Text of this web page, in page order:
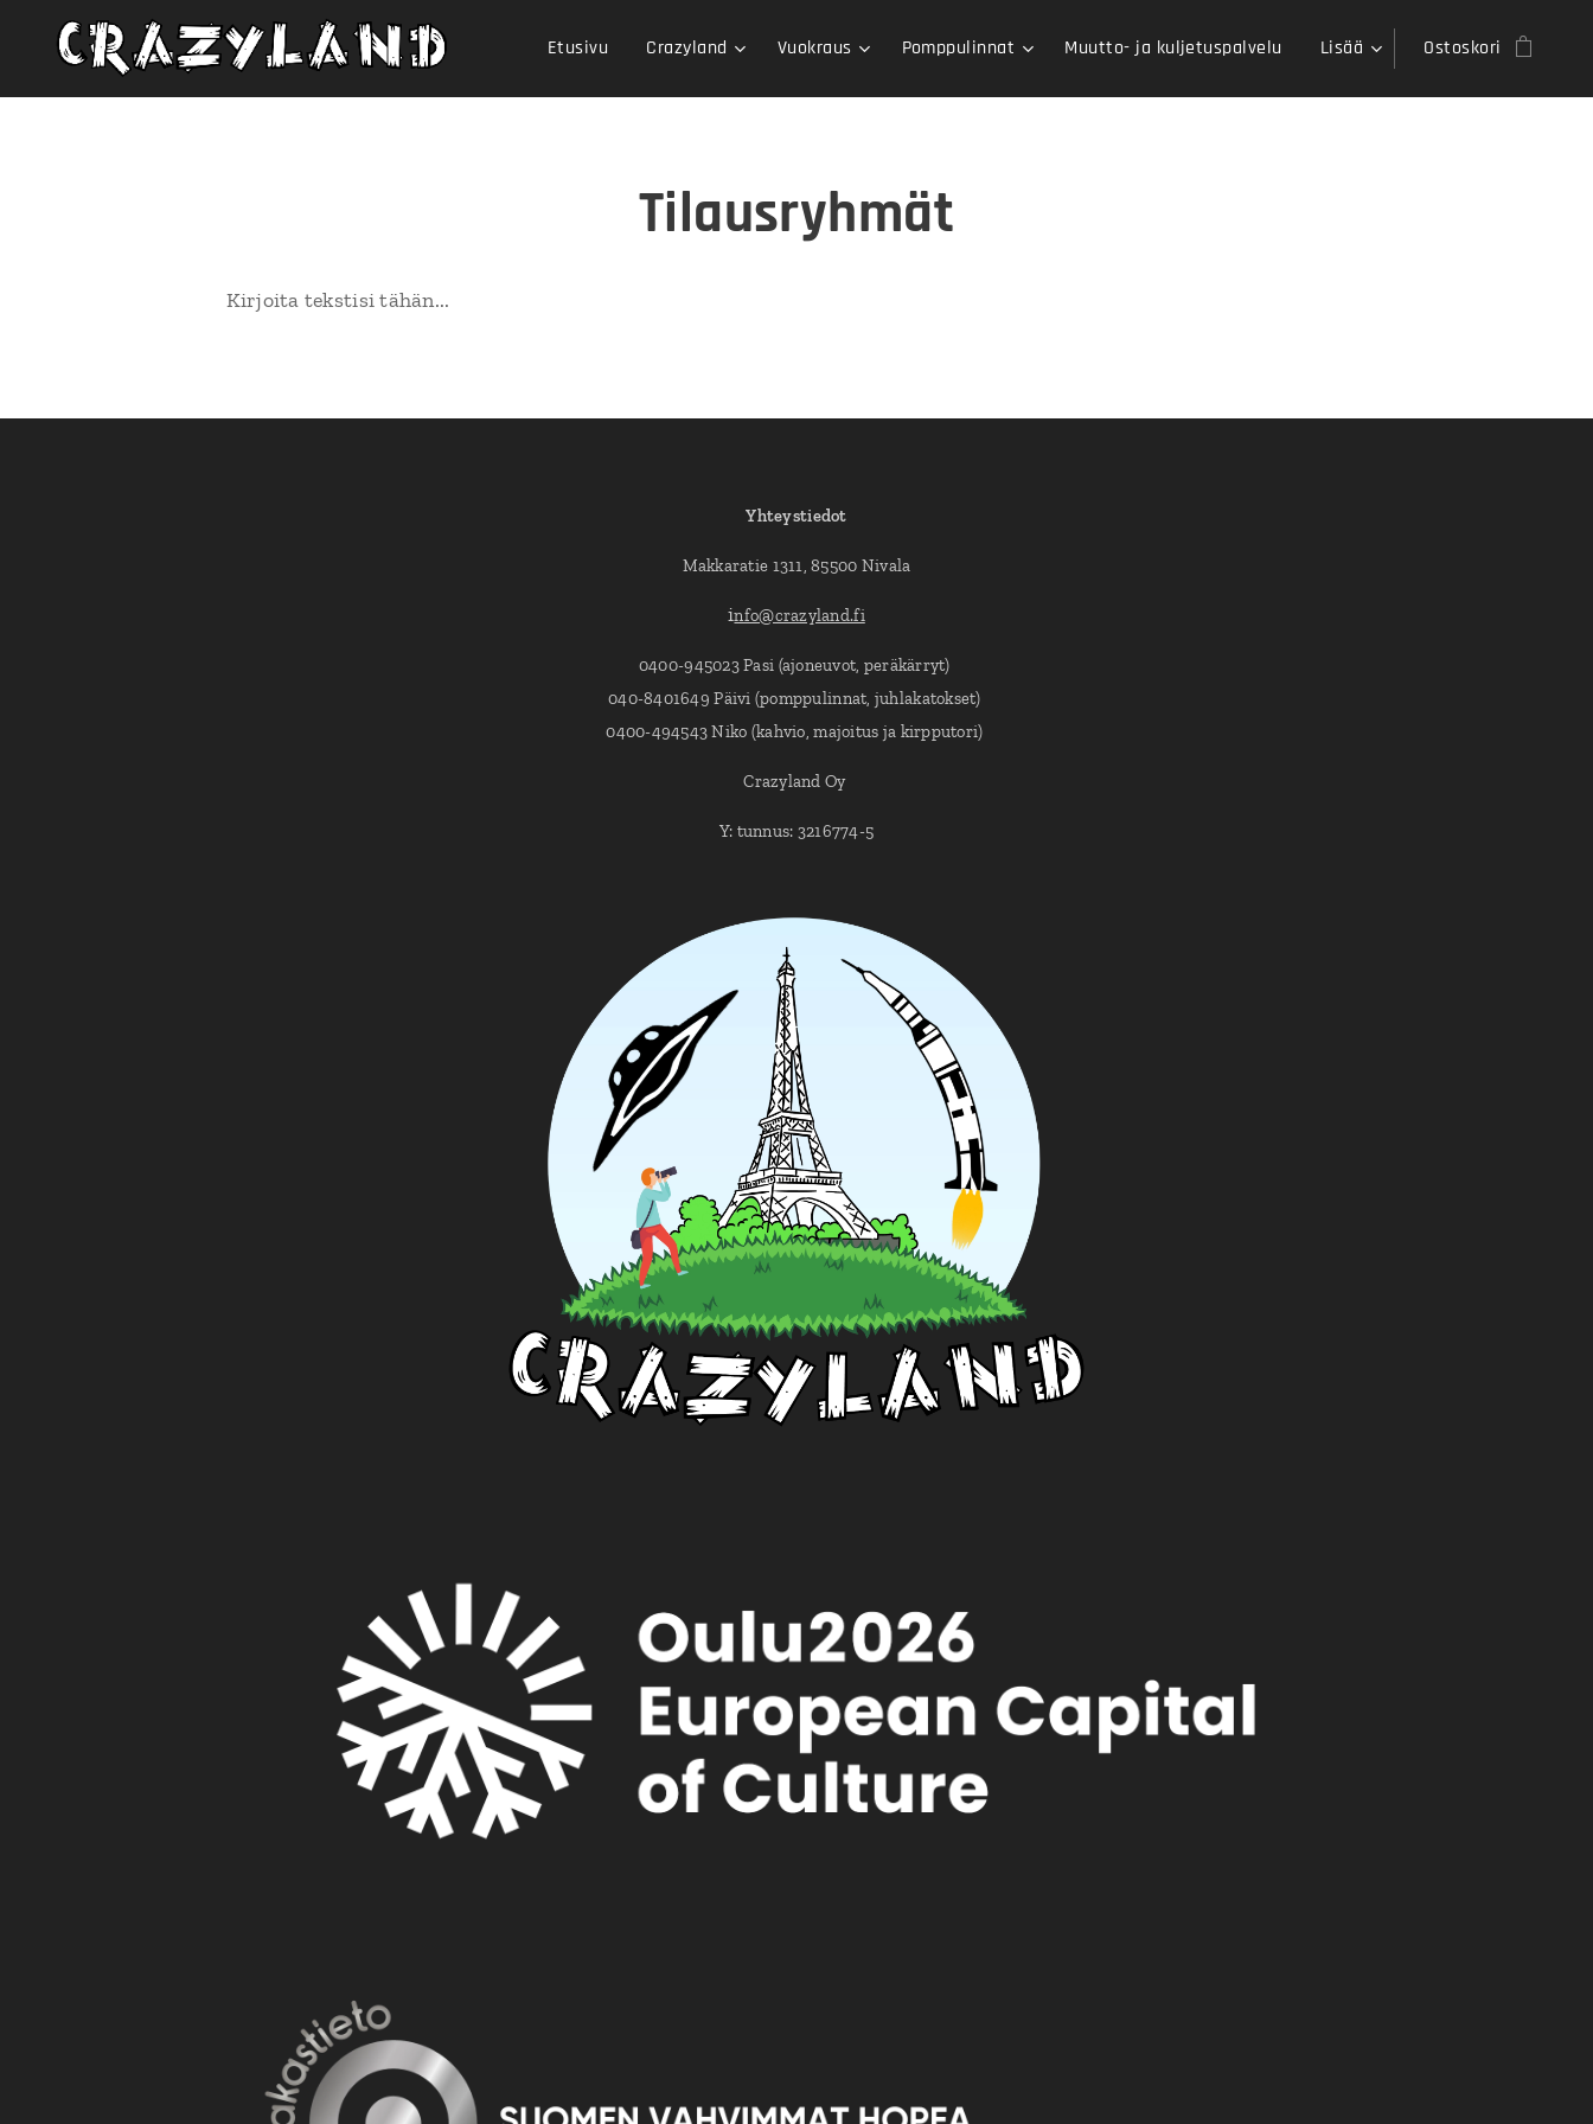
Etusivu Crazyland Vuokraus Pomppulinnat Muutto- ja kuljetuspalvelu Lisää Ostoskori
Tilausryhmät
Kirjoita tekstisi tähän...
Yhteystiedot
Makkaratie 1311, 85500 Nivala
info@crazyland.fi
0400-945023 Pasi (ajoneuvot, peräkärryt)
040-8401649 Päivi (pomppulinnat, juhlakatokset)
0400-494543 Niko (kahvio, majoitus ja kirpputori)
Crazyland Oy
Y: tunnus: 3216774-5